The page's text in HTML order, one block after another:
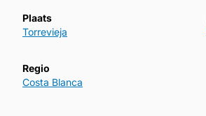
Plaats
Torrevieja
Regio
Costa Blanca